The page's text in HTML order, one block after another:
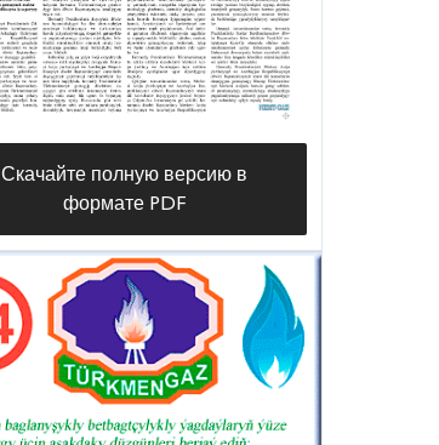
Скачайте полную версию в
формате PDF